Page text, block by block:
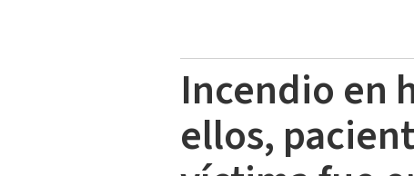
Incendio en
ellos,